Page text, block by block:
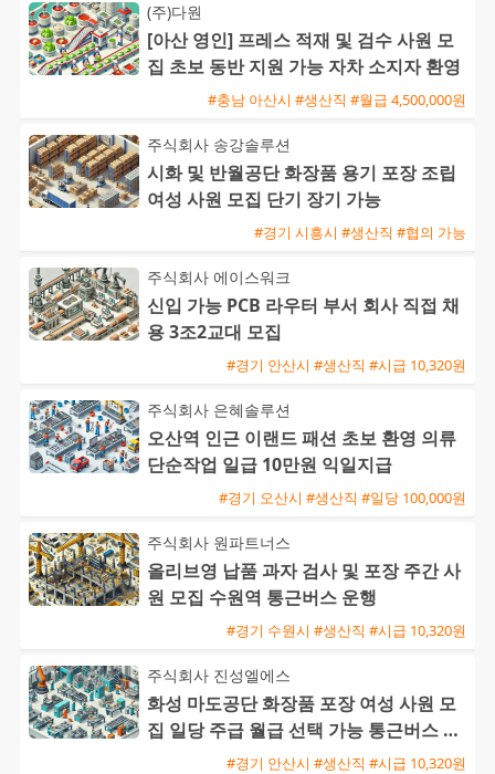
(주)다원
[아산 영인] 프레스 적재 및 검수 사원 모
집 초보 동반 지원 가능 자차 소지자 환영
#충남 아산시 #생산직 #월급 4,500,000원
주식회사 송강솔루션
시화 및 반월공단 화장품 용기 포장 조립
여성 사원 모집 단기 장기 가능
#경기 시흥시 #생산직 #협의 가능
주식회사 에이스워크
신입 가능 PCB 라우터 부서 회사 직접 채
용 3조2교대 모집
#경기 안산시 #생산직 #시급 10,320원
주식회사 은혜솔루션
오산역 인근 이랜드 패션 초보 환영 의류
단순작업 일급 10만원 익일지급
#경기 오산시 #생산직 #일당 100,000원
주식회사 원파트너스
올리브영 납품 과자 검사 및 포장 주간 사
원 모집 수원역 통근버스 운행
#경기 수원시 #생산직 #시급 10,320원
주식회사 진성엘에스
화성 마도공단 화장품 포장 여성 사원 모
집 일당 주급 월급 선택 가능 통근버스 운
#경기 안산시 #생산직 #시급 10,320원